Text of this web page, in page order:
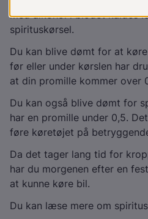
med alkohol i blodet kaldes
spirituskørsel.
Du kan blive dømt for at
før eller under kørslen har
at din promille kommer over
Du kan også blive dømt for
har en promille under 0,5.
føre køretøjet på
Da det tager lang tid for
har du morgenen efter en
at kunne køre bil.
Du kan læse mere om